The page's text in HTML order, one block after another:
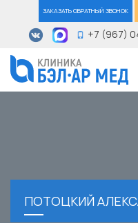
ЗАКАЗАТЬ ОБРАТНЫЙ ЗВОНОК
+7 (967)
ПОТОЦКИЙ